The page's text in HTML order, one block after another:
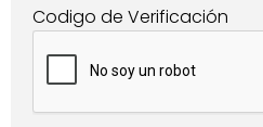
Codigo de Verificación